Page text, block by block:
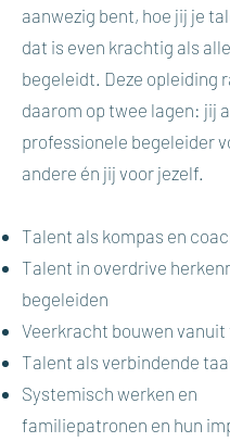
aanwezig bent, hoe jij je
dat is even krachtig als
begeleidt. Deze opleiding
daarom op twee lagen: jij
professionele begeleider
andere én jij voor jezelf.
Talent als kompas en
Talent in overdrive
begeleiden
Veerkracht bouwen
Talent als verbindende
Systemisch werken en
familiepatronen en hun